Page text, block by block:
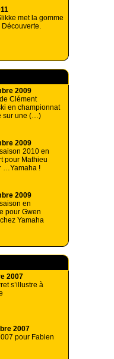
met la gomme
Découverte.
2009
Clément
en championnat
sur une (…)
2009
2010 en
pour Mathieu
…Yamaha !
2009
en
pour Gwen
Yamaha
2007
s’illustre à
2007
pour Fabien